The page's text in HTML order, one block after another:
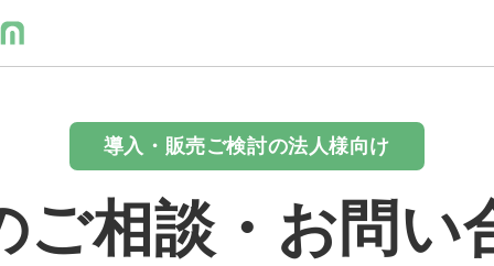
導入・販売ご検討の法人様向け
ご相談・お問い